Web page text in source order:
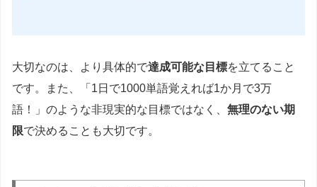
大切なのは、より具体的で達成可能な目標を立てること
です。また、「1日で1000単語覚えれば1か月で3万
語！」のような非現実的な目標ではなく、 無理のない期
限で決めることも大切です。